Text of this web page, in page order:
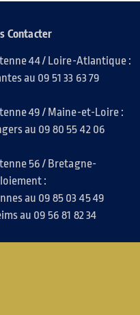
Contacter
44 / Loire-Atlantique :
au 09 51 33 63 79
49 / Maine-et-Loire :
au 09 80 55 42 06
56 / Bretagne-
:
au 09 85 03 45 49
au 09 56 81 82 34